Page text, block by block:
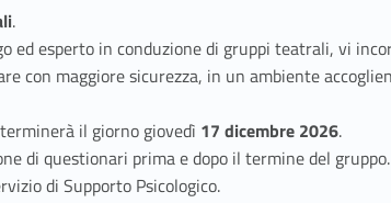
.
esperto in conduzione di gruppi teatrali, vi
con maggiore sicurezza, in un ambiente
il giorno giovedì 17 dicembre 2026.
di questionari prima e dopo il termine del gruppo.
di Supporto Psicologico.